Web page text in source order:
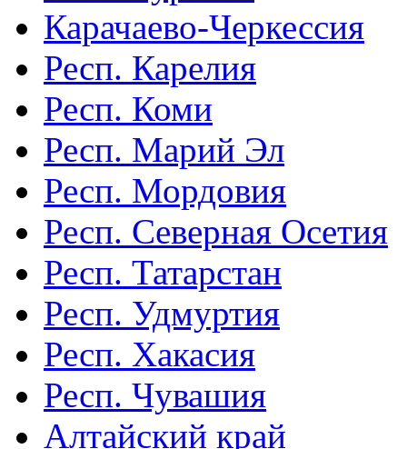
Карачаево-Черкессия
Респ. Карелия
Респ. Коми
Респ. Марий Эл
Респ. Мордовия
Респ. Северная Осетия
Респ. Татарстан
Респ. Удмуртия
Респ. Хакасия
Респ. Чувашия
Алтайский край